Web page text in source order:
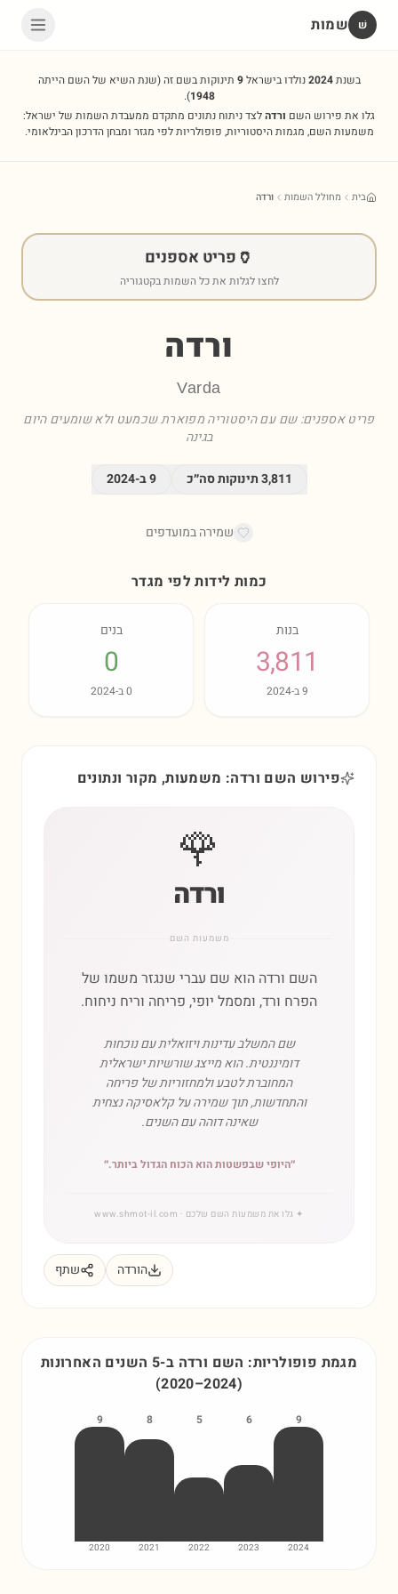
שׁ שמות
בשנת2024נולדו בישראל9 תינוקות בשם זה(שנת השיא של השם הייתה
1948
).
גלו את פירוש השם ורדהלצד ניתוח נתונים מתקדם ממעבדת השמות של ישראל:
משמעות השם, מגמות היסטוריות, פופולריות לפי מגזר ומבחן הדרכון הבינלאומי.
בית מחולל השמות ורדה
🏺 פריט אספנים
לחצו לגלות את כל השמות בקטגוריה
ורדה
Varda
פריט אספנים: שם עם היסטוריה מפוארת שכמעט ולא שומעים היום
בגינה
3,811תינוקות סה״כ 9ב-2024
שמירה במועדפים
כמות לידות לפי מגדר
בנות
3,811
9ב-2024
בנים
0
0ב-2024
פירוש השם ורדה: משמעות, מקור ונתונים
🌹
ורדה
משמעות השם
השם ורדה הוא שם עברי שנגזר משמו של
הפרח ורד, ומסמל יופי, פריחה וריח ניחוח.
שם המשלב עדינות ויזואלית עם נוכחות
דומיננטית. הוא מייצג שורשיות ישראלית
המחוברת לטבע ולמחזוריות של פריחה
והתחדשות, תוך שמירה על קלאסיקה נצחית
שאינה דוהה עם השנים.
״היופי שבפשטות הוא הכוח הגדול ביותר.״
✦ גלו את משמעות השם שלכם · www.shmot-il.com
הורדה שתף
מגמת פופולריות: השם ורדה ב-5 השנים האחרונות
(2020–2024)
9
2024
6
2023
5
2022
8
2021
9
2020